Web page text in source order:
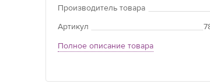
Производитель товара
Артикул
Полное описание товара